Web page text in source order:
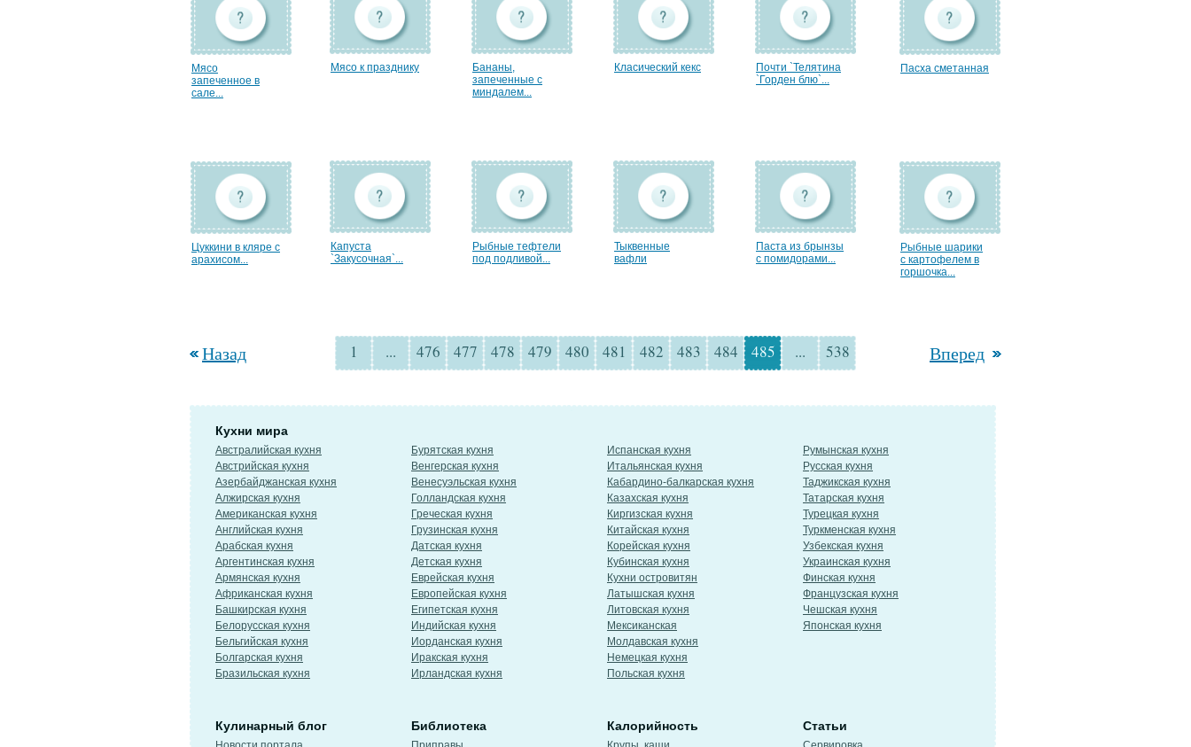
Мясо
запеченное в
сале...
Мясо к празднику
Бананы,
запеченные с
миндалем...
Класический кекс
Почти `Телятина
`Горден блю`...
Пасха сметанная
Цуккини в кляре с
арахисом...
Капуста
`Закусочная`...
Рыбные тефтели
под подливой...
Тыквенные
вафли
Паста из брынзы
с помидорами...
Рыбные шарики
с картофелем в
горшочка...
Назад 1 ... 476 477 478 479 480 481 482 483 484 485 ... 538 Вперед
Кухни мира
Австралийская кухня
Австрийская кухня
Азербайджанская кухня
Алжирская кухня
Американская кухня
Английская кухня
Арабская кухня
Аргентинская кухня
Армянская кухня
Африканская кухня
Башкирская кухня
Белорусская кухня
Бельгийская кухня
Болгарская кухня
Бразильская кухня
Бурятская кухня
Венгерская кухня
Венесуэльская кухня
Голландская кухня
Греческая кухня
Грузинская кухня
Датская кухня
Детская кухня
Еврейская кухня
Европейская кухня
Египетская кухня
Индийская кухня
Иорданская кухня
Иракская кухня
Ирландская кухня
Испанская кухня
Итальянская кухня
Кабардино-балкарская кухня
Казахская кухня
Киргизская кухня
Китайская кухня
Корейская кухня
Кубинская кухня
Кухни островитян
Латышская кухня
Литовская кухня
Мексиканская
Молдавская кухня
Немецкая кухня
Польская кухня
Румынская кухня
Русская кухня
Таджикская кухня
Татарская кухня
Турецкая кухня
Туркменская кухня
Узбекская кухня
Украинская кухня
Финская кухня
Французская кухня
Чешская кухня
Японская кухня
Кулинарный блог Библиотека Калорийность Статьи